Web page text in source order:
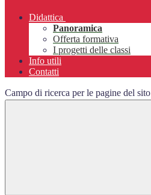
Didattica
Panoramica
Offerta formativa
I progetti delle classi
Info utili
Contatti
Campo di ricerca per le pagine del sito